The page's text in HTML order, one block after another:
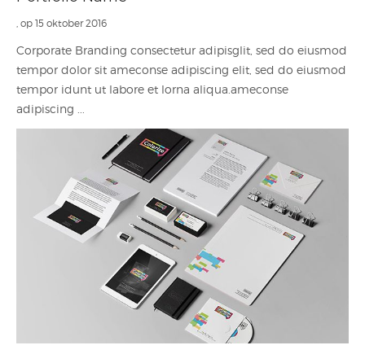
, op 15 oktober 2016
Corporate Branding consectetur adipisglit, sed do eiusmod
tempor dolor sit ameconse adipiscing elit, sed do eiusmod
tempor idunt ut labore et lorna aliqua.ameconse
adipiscing ...